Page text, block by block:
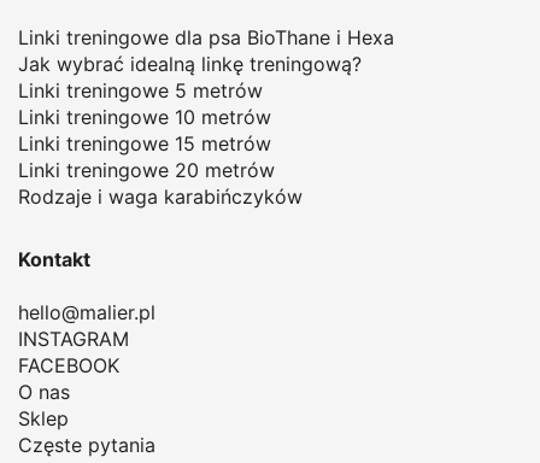
Linki treningowe dla psa BioThane i Hexa
Jak wybrać idealną linkę treningową?
Linki treningowe 5 metrów
Linki treningowe 10 metrów
Linki treningowe 15 metrów
Linki treningowe 20 metrów
Rodzaje i waga karabińczyków
Kontakt
hello@malier.pl
INSTAGRAM
FACEBOOK
O nas
Sklep
Częste pytania